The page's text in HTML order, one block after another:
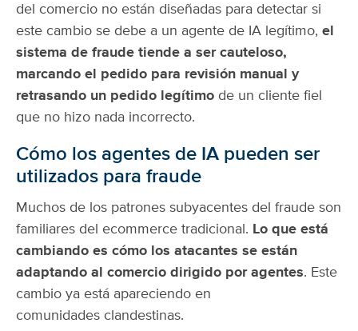
del comercio no están diseñadas para detectar si
este cambio se debe a un agente de IA legítimo, el
sistema de fraude tiende a ser cauteloso,
marcando el pedido para revisión manual y
retrasando un pedido legítimo de un cliente fiel
que no hizo nada incorrecto.
Cómo los agentes de IA pueden ser
utilizados para fraude
Muchos de los patrones subyacentes del fraude son
familiares del ecommerce tradicional. Lo que está
cambiando es cómo los atacantes se están
adaptando al comercio dirigido por agentes. Este
cambio ya está apareciendo en
comunidades clandestinas.